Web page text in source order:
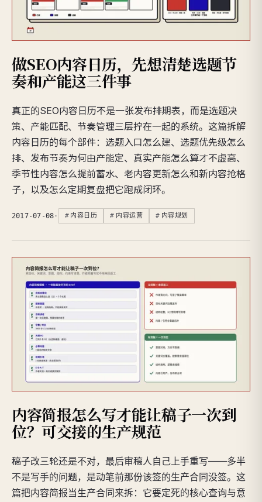
做SEO内容日历，先想清楚选题节
奏和产能这三件事
真正的SEO内容日历不是一张发布排期表，而是选题决
策、产能匹配、节奏管理三层拧在一起的系统。这篇拆解
内容日历的每个部件：选题入口怎么建、选题优先级怎么
排、发布节奏为何由产能定、真实产能怎么算才不虚高、
季节性内容怎么提前蓄水、老内容更新怎么和新内容抢格
子，以及怎么定期复盘把它跑成闭环。
2017-07-08 · 内容日历 内容运营 内容规划
内容简报怎么写才能让稿子一次到
位？可交接的生产规范
稿子改三轮还是不对，最后审稿人自己上手重写——多半
不是写手的问题，是动笔前那份该签的生产合同没签。这
篇把内容简报当生产合同来拆：它要定死的核心查询与意